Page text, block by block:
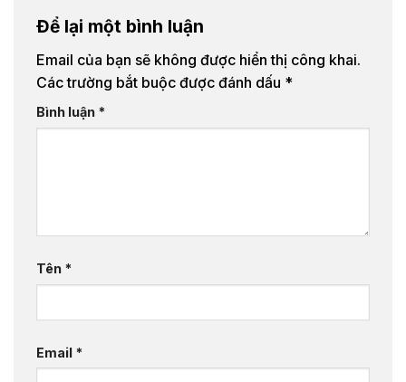
Để lại một bình luận
Email của bạn sẽ không được hiển thị công khai.
Các trường bắt buộc được đánh dấu *
Bình luận *
Tên *
Email *